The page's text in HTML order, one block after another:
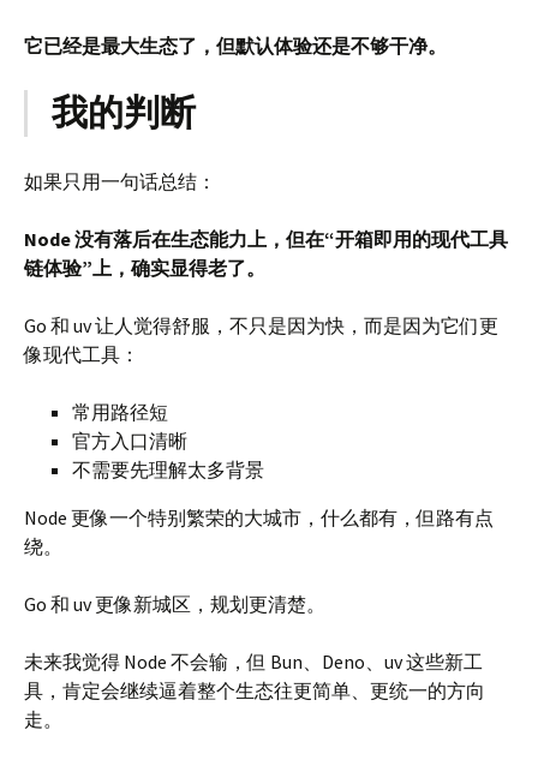
它已经是最大生态了，但默认体验还是不够干净。
我的判断
如果只用一句话总结：
Node 没有落后在生态能力上，但在“开箱即用的现代工具
链体验”上，确实显得老了。
Go 和 uv 让人觉得舒服，不只是因为快，而是因为它们更
像现代工具：
常用路径短
官方入口清晰
不需要先理解太多背景
Node 更像一个特别繁荣的大城市，什么都有，但路有点
绕。
Go 和 uv 更像新城区，规划更清楚。
未来我觉得 Node 不会输，但 Bun、Deno、uv 这些新工
具，肯定会继续逼着整个生态往更简单、更统一的方向
走。